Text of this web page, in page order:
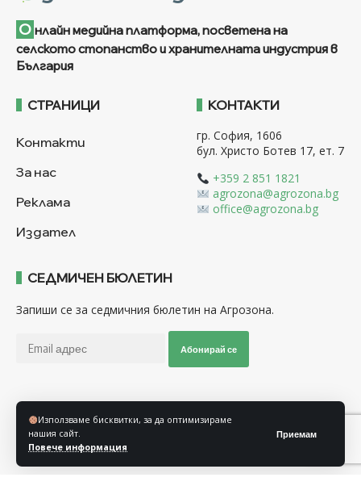
Използваме бисквитки, за да оптимизираме
нашия сайт.
Повече информация
Приемам
О нлайн медийна платформа, посветена на
селското стопанство и хранителната индустрия в
България
СТРАНИЦИ
Контакти
За нас
Реклама
Издател
КОНТАКТИ
гр. София, 1606
бул. Христо Ботев 17, ет. 7
+359 2 851 1821
agrozona@agrozona.bg
office@agrozona.bg
СЕДМИЧЕН БЮЛЕТИН
Запиши се за седмичния бюлетин на Агрозона.
Абонирай се
Последвайте ни